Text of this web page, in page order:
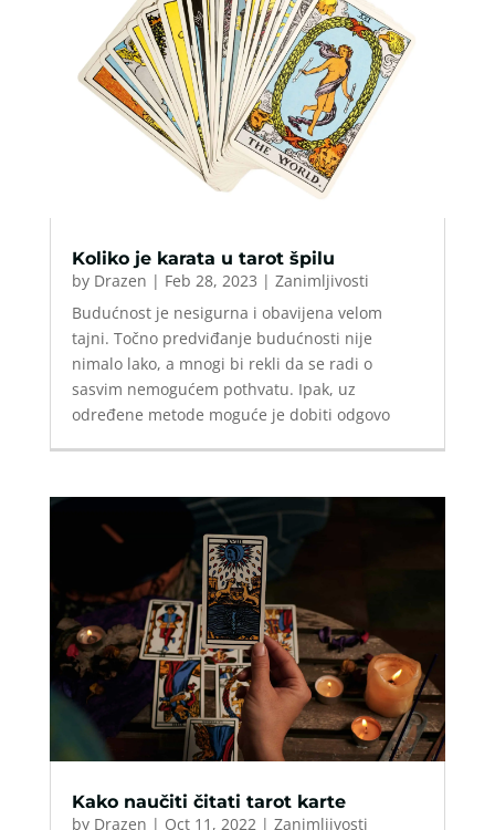
Koliko je karata u tarot špilu
by Drazen | Feb 28, 2023 | Zanimljivosti
Budućnost je nesigurna i obavijena velom
tajni. Točno predviđanje budućnosti nije
nimalo lako, a mnogi bi rekli da se radi o
sasvim nemogućem pothvatu. Ipak, uz
određene metode moguće je dobiti odgovo
Kako naučiti čitati tarot karte
by Drazen | Oct 11, 2022| Zanimljivosti